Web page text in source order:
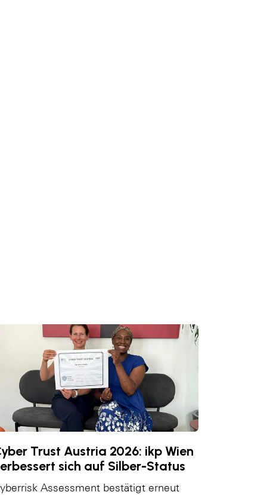
Trust Austria 2026: ikp Wien
sich auf Silber-Status
Assessment bestätigt erneut